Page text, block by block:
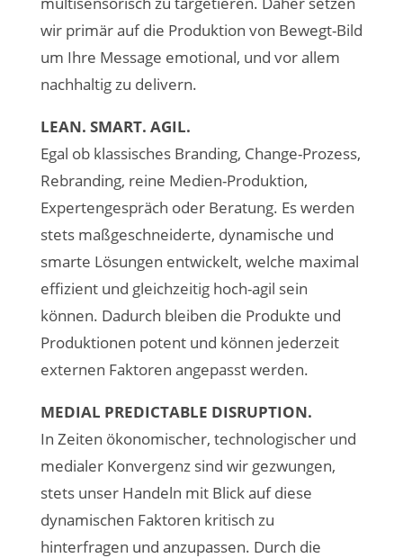
wir primär auf die Produktion von Bewegt-Bild
um Ihre Message emotional, und vor allem
nachhaltig zu delivern.
LEAN. SMART. AGIL.
Egal ob klassisches Branding, Change-Prozess,
Rebranding, reine Medien-Produktion,
Expertengespräch oder Beratung. Es werden
stets maßgeschneiderte, dynamische und
smarte Lösungen entwickelt, welche maximal
effizient und gleichzeitig hoch-agil sein
können. Dadurch bleiben die Produkte und
Produktionen potent und können jederzeit
externen Faktoren angepasst werden.
MEDIAL PREDICTABLE DISRUPTION.
In Zeiten ökonomischer, technologischer und
medialer Konvergenz sind wir gezwungen,
stets unser Handeln mit Blick auf diese
dynamischen Faktoren kritisch zu
hinterfragen und anzupassen. Durch die